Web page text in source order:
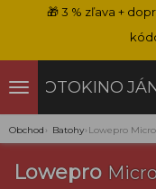
🎁3 % zľava +
FOTOKINO
Obchod › Batohy› Lowepro
Lowepro